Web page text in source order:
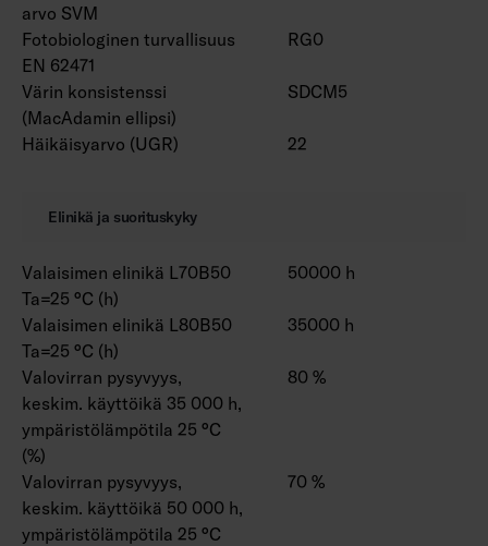
arvo SVM
Fotobiologinen turvallisuus
EN 62471
RG0
Värin konsistenssi
(MacAdamin ellipsi)
SDCM5
Häikäisyarvo (UGR) 22
Elinikä ja suorituskyky
Valaisimen elinikä L70B50
Ta=25 °C (h)
50000 h
Valaisimen elinikä L80B50
Ta=25 °C (h)
35000 h
Valovirran pysyvyys,
keskim. käyttöikä 35 000 h,
ympäristölämpötila 25 °C
(%)
80 %
Valovirran pysyvyys,
keskim. käyttöikä 50 000 h,
ympäristölämpötila 25 °C
70 %